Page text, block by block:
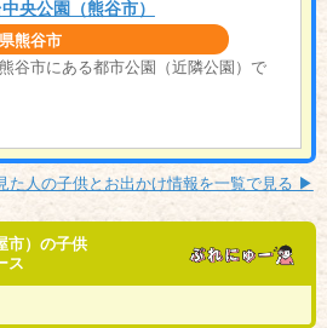
央公園（熊谷市）
熊谷市
谷市にある都市公園（近隣公園）で
た人の子供とお出かけ情報を一覧で見る ▶︎
市）の子供
ス